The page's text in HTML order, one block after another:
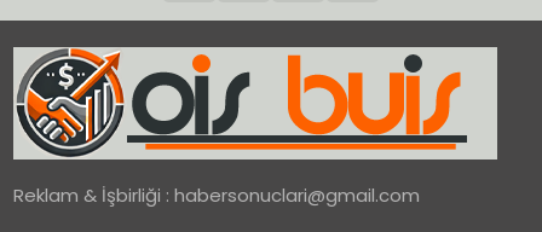
Reklam & İşbirliği :habersonuclari@gmail.com